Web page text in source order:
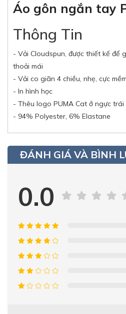
Áo gôn ngắn tay
Thông Tin
- Vải Cloudspun, được thiết kế để
thoải mái
- Vải co giãn 4 chiều, nhẹ, cực
- In hình học
- Thêu logo PUMA Cat ở ngực trái
- 94% Polyester, 6% Elastane
ĐÁNH GIÁ VÀ BÌNH
0.0